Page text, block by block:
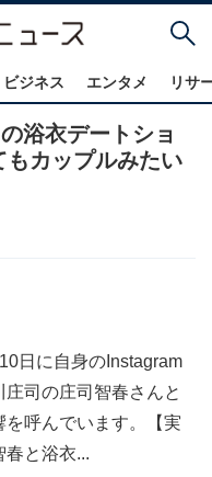
ビジネス エンタメ リサ
浴衣デートショ
もカップルみたい
日に自身のInstagram
司の庄司智春さんと
呼んでいます。【実
春と浴衣...